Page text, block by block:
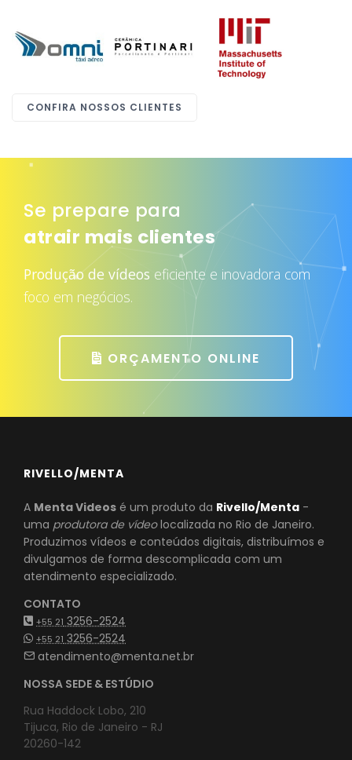
CONFIRA NOSSOS CLIENTES
Se prepare para
atrair mais clientes
Produção de vídeos eficiente e inovadora com
foco em negócios.
ORÇAMENTO ONLINE
RIVELLO/MENTA
A Menta Videos é um produto da Rivello/Menta -
uma produtora de vídeolocalizada no Rio de Janeiro.
Produzimos vídeos e conteúdos digitais, distribuímos e
divulgamos de forma descomplicada com um
atendimento especializado.
CONTATO
+55 213256-2524
+55 213256-2524
atendimento@menta.net.br
NOSSA SEDE & ESTÚDIO
Rua Haddock Lobo, 210
Tijuca, Rio de Janeiro - RJ
20260-142